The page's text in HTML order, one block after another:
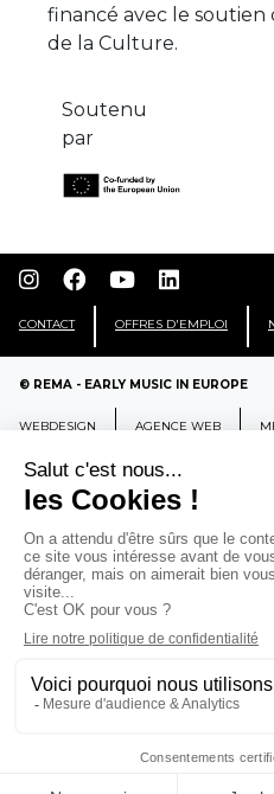
financé avec le soutien
de la Culture.
Soutenu
par
CONTACT OFFRES D'EMPLOI
© REMA - EARLY MUSIC IN EUROPE
WEBDESIGN AGENCE WEB
REMA
RÉSEAU EUROPÉEN
ANCIENNE
CCR Ambronay - Place
info@rema-eemn.net